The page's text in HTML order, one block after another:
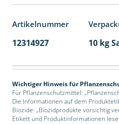
Artikelnummer
12314927 10 kg
Wichtiger Hinweis für
Für Pflanzenschutzmittel:
Die Informationen auf dem
Biozide: „Biozidprodukte vorsichtig
Etikett und Produktinformationen